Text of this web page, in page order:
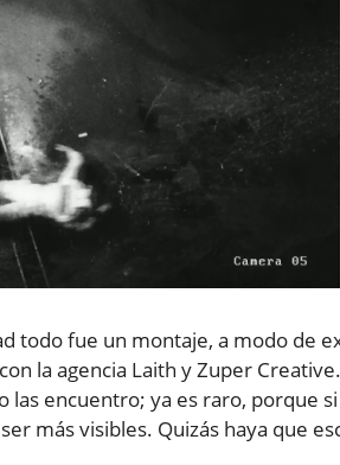
todo fue un montaje, a modo de
la agencia Laith y Zuper
las encuentro; ya es raro, porque
más visibles. Quizás haya que